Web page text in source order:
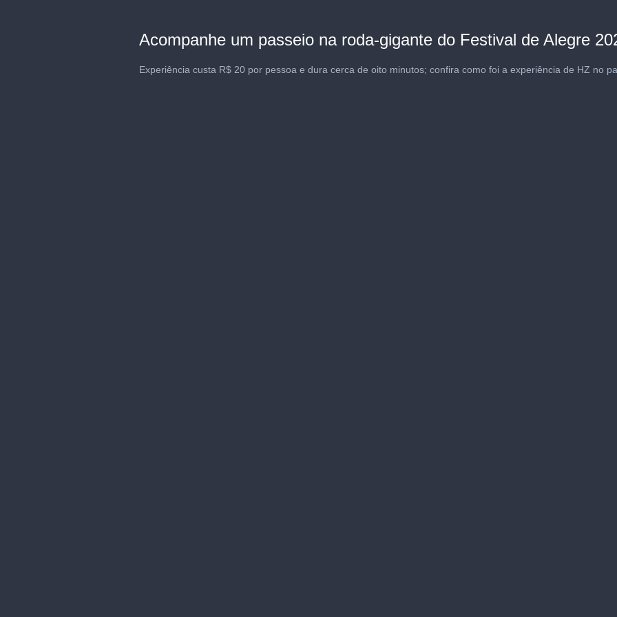
Acompanhe um passeio na roda-gigante do Festival de Alegre
Experiência custa R$ 20 por pessoa e dura cerca de oito minutos; confira como foi a experiência de HZ no